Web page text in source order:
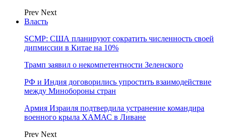
Prev Next
Власть
SCMP: США планируют сократить численность своей
дипмиссии в Китае на 10%
Трамп заявил о некомпетентности Зеленского
РФ и Индия договорились упростить взаимодействие
между Минобороны стран
Армия Израиля подтвердила устранение командира
военного крыла ХАМАС в Ливане
Prev Next